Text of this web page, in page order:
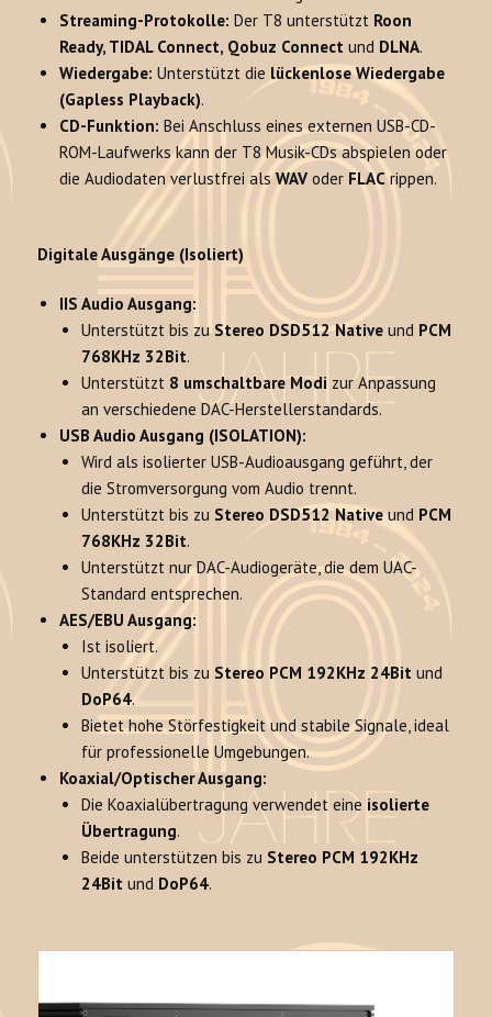
Streaming-Protokolle: Der T8 unterstützt Roon
Ready, TIDAL Connect, Qobuz Connect und DLNA.
Wiedergabe: Unterstützt die lückenlose Wiedergabe
(Gapless Playback).
CD-Funktion: Bei Anschluss eines externen USB-CD-
ROM-Laufwerks kann der T8 Musik-CDs abspielen oder
die Audiodaten verlustfrei alsWAV oder FLACrippen.
Digitale Ausgänge (Isoliert)
IIS Audio Ausgang:
Unterstützt bis zuStereo DSD512 Native und PCM
768KHz 32Bit.
Unterstützt 8 umschaltbare Modi zur Anpassung
an verschiedene DAC-Herstellerstandards.
USB Audio Ausgang (ISOLATION):
Wird als isolierter USB-Audioausgang geführt, der
die Stromversorgung vom Audio trennt.
Unterstützt bis zu Stereo DSD512 Nativeund PCM
768KHz 32Bit.
Unterstützt nur DAC-Audiogeräte, die dem UAC-
Standard entsprechen.
AES/EBU Ausgang:
Ist isoliert.
Unterstützt bis zu Stereo PCM 192KHz 24Bit und
DoP64.
Bietet hohe Störfestigkeit und stabile Signale, ideal
für professionelle Umgebungen.
Koaxial/Optischer Ausgang:
Die Koaxialübertragung verwendet eine isolierte
Übertragung.
Beide unterstützen bis zu Stereo PCM 192KHz
24Bit und DoP64.